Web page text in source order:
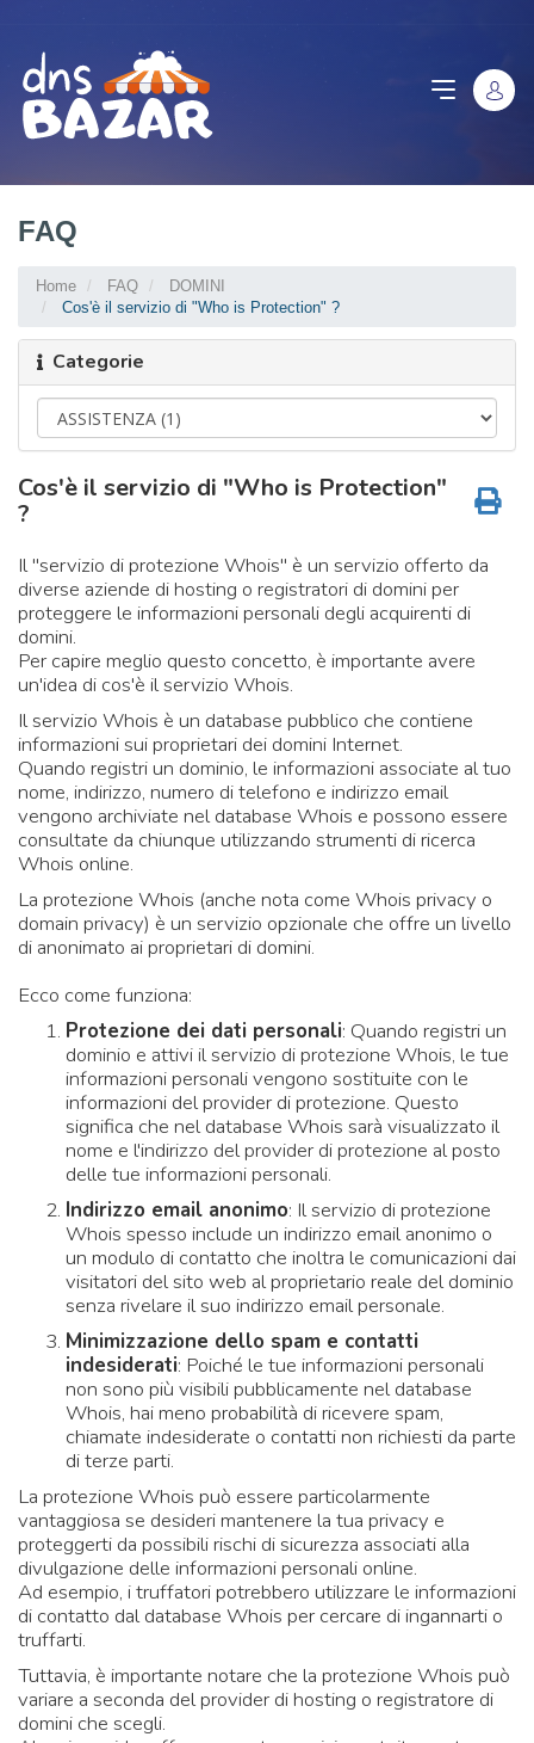
FAQ
Home FAQ
DOMINI
Cos'è il servizio di "Who is Protection" ?
Categorie
Cos'è il servizio di "Who is Protection"
?
Il "servizio di protezione Whois" è un servizio offerto da
diverse aziende di hosting o registratori di domini per
proteggere le informazioni personali degli acquirenti di
domini.
Per capire meglio questo concetto, è importante avere
un'idea di cos'è il servizio Whois.
Il servizio Whois è un database pubblico che contiene
informazioni sui proprietari dei domini Internet.
Quando registri un dominio, le informazioni associate al tuo
nome, indirizzo, numero di telefono e indirizzo email
vengono archiviate nel database Whois e possono essere
consultate da chiunque utilizzando strumenti di ricerca
Whois online.
La protezione Whois (anche nota come Whois privacy o
domain privacy) è un servizio opzionale che offre un livello
di anonimato ai proprietari di domini.
Ecco come funziona:
Protezione dei dati personali: Quando registri un
dominio e attivi il servizio di protezione Whois, le tue
informazioni personali vengono sostituite con le
informazioni del provider di protezione. Questo
significa che nel database Whois sarà visualizzato il
nome e l'indirizzo del provider di protezione al posto
delle tue informazioni personali.
Indirizzo email anonimo: Il servizio di protezione
Whois spesso include un indirizzo email anonimo o
un modulo di contatto che inoltra le comunicazioni dai
visitatori del sito web al proprietario reale del dominio
senza rivelare il suo indirizzo email personale.
Minimizzazione dello spam e contatti
indesiderati: Poiché le tue informazioni personali
non sono più visibili pubblicamente nel database
Whois, hai meno probabilità di ricevere spam,
chiamate indesiderate o contatti non richiesti da parte
di terze parti.
La protezione Whois può essere particolarmente
vantaggiosa se desideri mantenere la tua privacy e
proteggerti da possibili rischi di sicurezza associati alla
divulgazione delle informazioni personali online.
Ad esempio, i truffatori potrebbero utilizzare le informazioni
di contatto dal database Whois per cercare di ingannarti o
truffarti.
Tuttavia, è importante notare che la protezione Whois può
variare a seconda del provider di hosting o registratore di
domini che scegli.